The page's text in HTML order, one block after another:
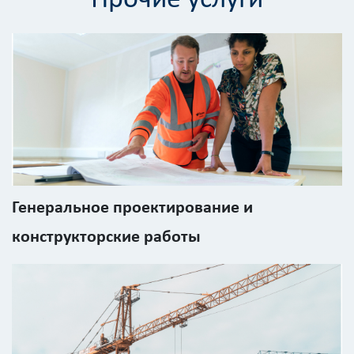
Генеральное проектирование и
конструкторские работы
работ
?
Площадь
?